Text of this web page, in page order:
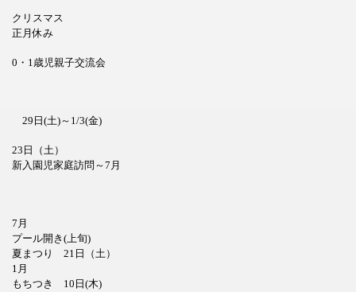
クリスマス
正月休み
0・1歳児親子交流会
29日(土)～1/3(金)
23日（土）
新入園児家庭訪問～7月
7月
プール開き(上旬)
夏まつり 21日（土）
1月
もちつき 10日(木)